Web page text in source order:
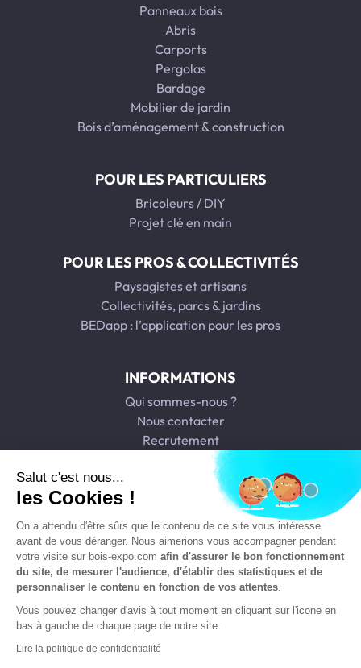
Panneaux bois
Abris
Carports
Pergolas
Bardage
Mobilier de jardin
Bois d’aménagement & construction
POUR LES PARTICULIERS
Bricoleurs / DIY
Projet clé en main
POUR LES PROS & COLLECTIVITÉS
Paysagistes et artisans
Collectivités, parcs & jardins
BEDapp : l’application pour les pros
INFORMATIONS
Qui sommes-nous ?
Nous contacter
Recrutement
Nos agences
Télécharger notre catalogue
éco-conceptionDIOQA.
CGV agence
Salut c'est nous...
les Cookies !
On a attendu d'être sûrs que le contenu de ce site vous intéresse
avant de vous déranger. Nous aimerions vous accompagner pendant
votre visite sur bois-expo.com afin d'assurer le bon fonctionnement
du site, de mesurer l'audience, d'établir des statistiques et de
personnaliser le contenu en fonction de vos attentes
Vous pouvez changer d'avis à tout moment en cliquant sur l'icone en
bas à gauche de chaque page de notre site.
Lire la politique de confidentialité